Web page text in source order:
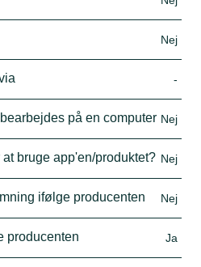
Nej
-
på en computer Nej
bruge app'en/produktet? Nej
ifølge producenten Nej
producenten Ja